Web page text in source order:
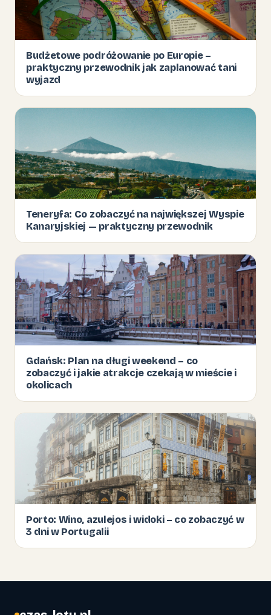
Budżetowe podróżowanie po Europie –
praktyczny przewodnik jak zaplanować tani
wyjazd
Teneryfa: Co zobaczyć na największej Wyspie
Kanaryjskiej — praktyczny przewodnik
Gdańsk: Plan na długi weekend – co
zobaczyć i jakie atrakcje czekają w mieście i
okolicach
Porto: Wino, azulejos i widoki – co zobaczyć w
3 dni w Portugalii